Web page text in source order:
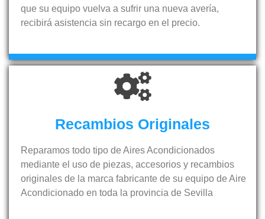
que su equipo vuelva a sufrir una nueva avería,
recibirá asistencia sin recargo en el precio.
Recambios Originales
Reparamos todo tipo de Aires Acondicionados
mediante el uso de piezas, accesorios y recambios
originales de la marca fabricante de su equipo de Aire
Acondicionado en toda la provincia de Sevilla